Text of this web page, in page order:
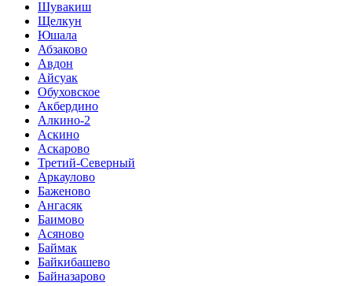
Шувакиш
Щелкун
Юшала
Абзаково
Авдон
Айсуак
Обуховское
Акбердино
Алкино-2
Аскино
Аскарово
Третий-Северный
Аркаулово
Баженово
Ангасяк
Баимово
Асяново
Баймак
Байкибашево
Байназарово